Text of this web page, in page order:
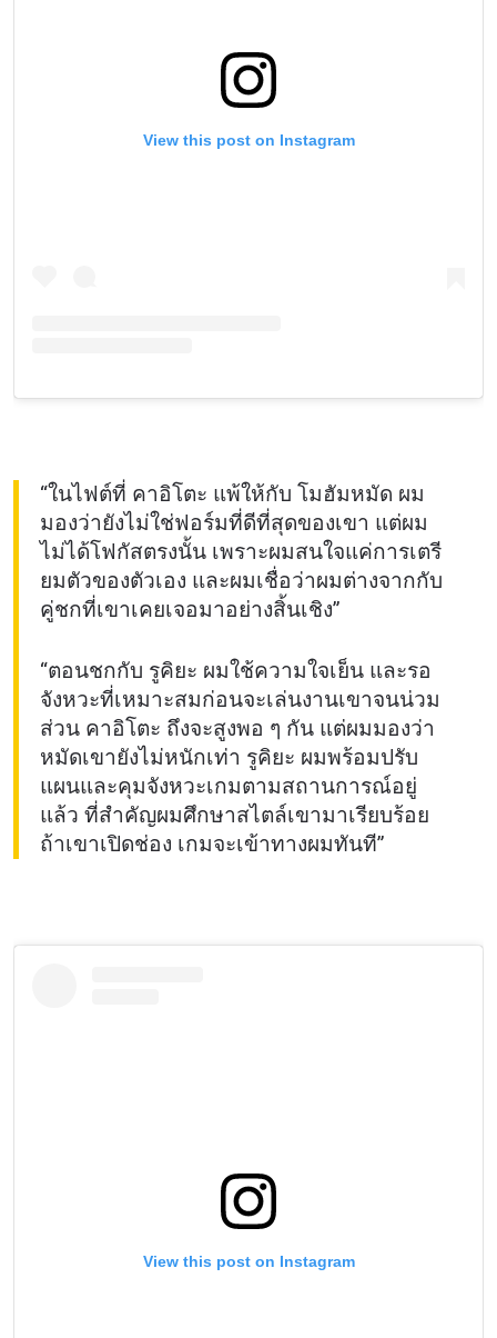
View this post on Instagram
“ในไฟต์ที่ คาอิโตะ แพ้ให้กับ โมฮัมหมัด ผม
มองว่ายังไม่ใช่ฟอร์มที่ดีที่สุดของเขา แต่ผม
ไม่ได้โฟกัสตรงนั้น เพราะผมสนใจแค่การเตรี
ยมตัวของตัวเอง และผมเชื่อว่าผมต่างจากกับ
คู่ชกที่เขาเคยเจอมาอย่างสิ้นเชิง”
“ตอนชกกับ รูคิยะ ผมใช้ความใจเย็น และรอ
จังหวะที่เหมาะสมก่อนจะเล่นงานเขาจนน่วม
ส่วน คาอิโตะ ถึงจะสูงพอ ๆ กัน แต่ผมมองว่า
หมัดเขายังไม่หนักเท่า รูคิยะ ผมพร้อมปรับ
แผนและคุมจังหวะเกมตามสถานการณ์อยู่
แล้ว ที่สำคัญผมศึกษาสไตล์เขามาเรียบร้อย
ถ้าเขาเปิดช่อง เกมจะเข้าทางผมทันที”
View this post on Instagram